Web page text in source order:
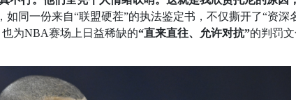
如同一份来自“联盟硬茬”的执法鉴定书，不仅撕开了“资深
为NBA赛场上日益稀缺的“直来直往、允许对抗”的判罚